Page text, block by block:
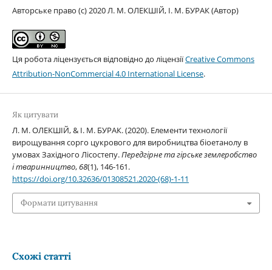
Авторське право (c) 2020 Л. М. ОЛЕКШІЙ, І. М. БУРАК (Автор)
Ця робота ліцензується відповідно до ліцензіїCreative Commons
Attribution-NonCommercial 4.0 International License.
Як цитувати
Л. М. ОЛЕКШІЙ, & І. М. БУРАК. (2020). Елементи технології
вирощування сорго цукрового для виробництва біоетанолу в
умовах Західного Лісостепу.Передгірне та гірське землеробство
і тваринництво,68(1), 146-161.
https://doi.org/10.32636/01308521.2020-(68)-1-11
Формати цитування
Схожі статті